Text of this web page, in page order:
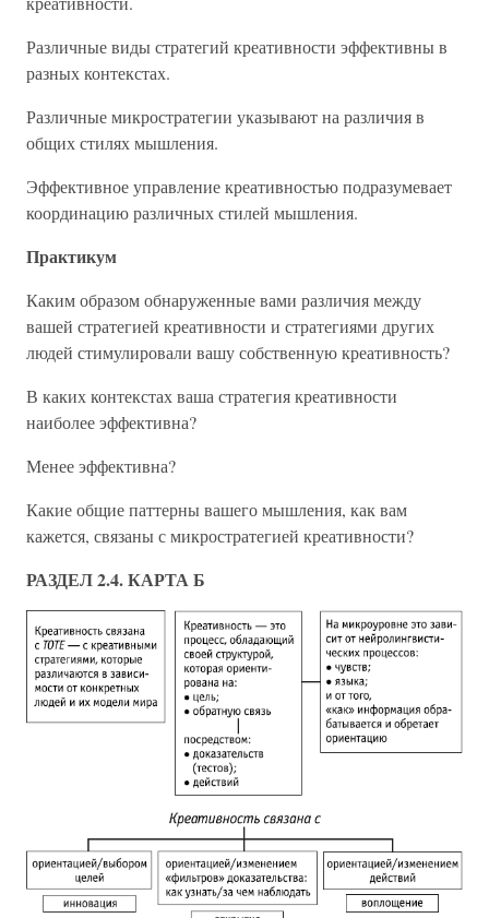
Различные виды стратегий креативности эффективны в
разных контекстах.
Различные микростратегии указывают на различия в
общих стилях мышления.
Эффективное управление креативностью подразумевает
координацию различных стилей мышления.
Практикум
Каким образом обнаруженные вами различия между
вашей стратегией креативности и стратегиями других
людей стимулировали вашу собственную креативность?
В каких контекстах ваша стратегия креативности
наиболее эффективна?
Менее эффективна?
Какие общие паттерны вашего мышления, как вам
кажется, связаны с микростратегией креативности?
РАЗДЕЛ 2.4. КАРТА Б